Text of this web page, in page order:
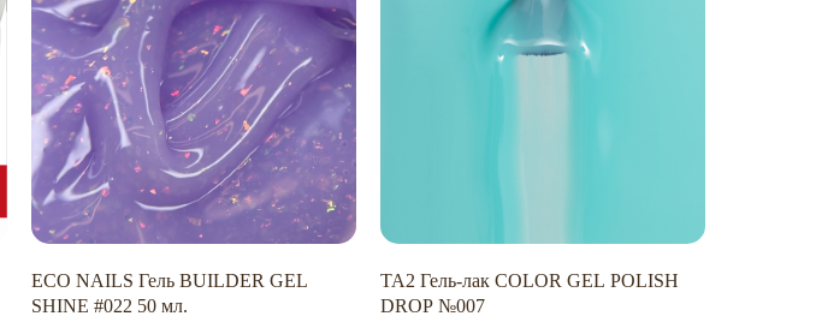
ECO NAILS Гель BUILDER GEL
SHINE #022 50 мл.
TA2 Гель-лак COLOR GEL POLISH
DROP №007